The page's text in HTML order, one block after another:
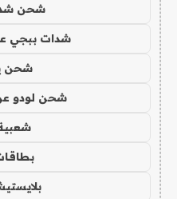
شحن
شدات ببجي
شحن
شحن لودو